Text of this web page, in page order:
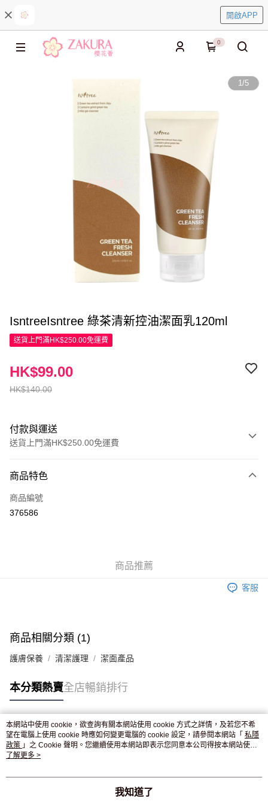
開啟APP
0
1/5
IsntreeIsntree 綠茶清新控油潔面乳120ml
送貨上門滿HK$250.00免運費
HK$140.00
HK$99.00
付款與運送
送貨上門滿HK$250.00免運費
信用卡
Apple Pay
付款後門市自取，訂單確認後2-4個工作天到店，7天內取。逾期後
商品特色
商品編號
376586
商品推薦
客服
商品相關分類 (1)
護膚保養 清潔護理 潔面產品
本分類熱賣全店暢銷排行
熱門標籤
熱銷排行
本網站中使用 cookie，欲查詢有關本網站使用 cookie 方式之詳情，及若您不希
望在電腦上使用 cookie 時應如何變更電腦的 cookie 設定，請參閱本網站「 私隱
政策 」之 Cookie 聲明。您繼續使用本網站即表示您同意本公司得按本網站使用
條款之 Cookie 聲明使用 cookie。
了解更多 >
我知道了